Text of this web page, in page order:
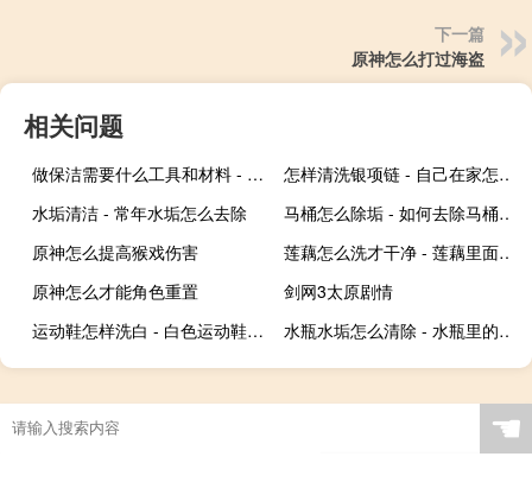
下一篇
原神怎么打过海盗
相关问题
做保洁需要什么工具和材料 - 自己做保洁需要哪些工具
怎样清洗银项链 - 自己在家怎么清洗银项链
水垢清洁 - 常年水垢怎么去除
马桶怎么除垢 - 如何去除马桶污垢
原神怎么提高猴戏伤害
莲藕怎么洗才干净 - 莲藕里面怎么清洗干净
原神怎么才能角色重置
剑网3太原剧情
运动鞋怎样洗白 - 白色运动鞋怎样刷洗白了
水瓶水垢怎么清除 - 水瓶里的水垢
☚